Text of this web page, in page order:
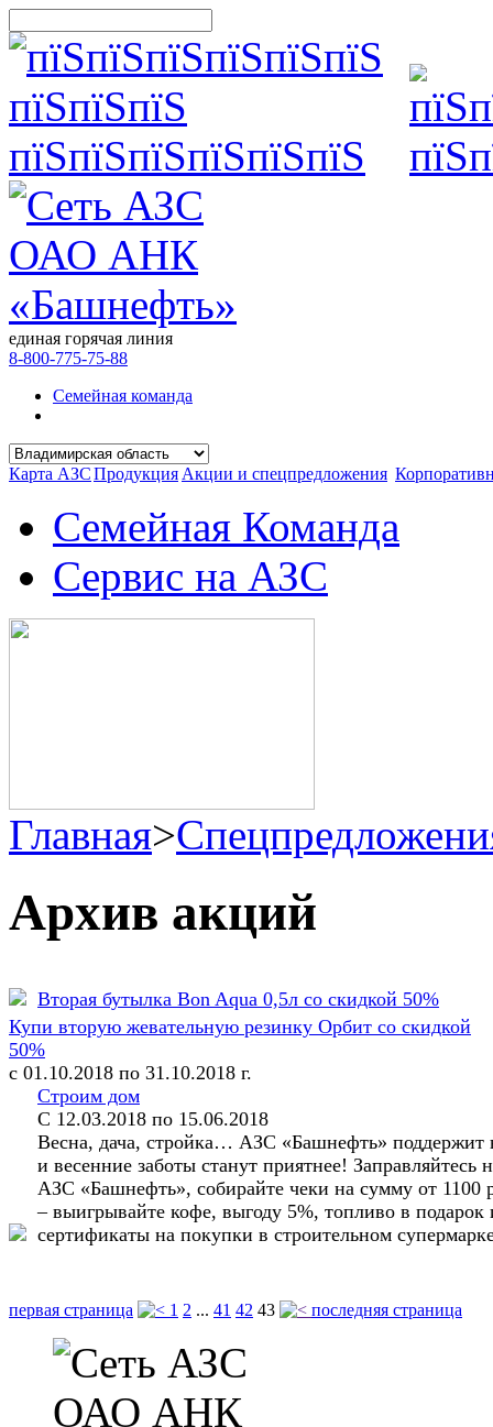
единая горячая линия
8-800-775-75-88
Семейная команда
Карта АЗСПродукция Акции и спецпредложения
Семейная Команда
Сервис на АЗС
Главная>
Архив акций
Вторая бутылка Bon Aqua 0,5л со скидкой 50%
Купи вторую жевательную резинку Орбит со скидкой
50%
с 01.10.2018 по 31.10.2018 г.
Строим дом
С 12.03.2018 по 15.06.2018
Весна, дача, стройка… АЗС «Башнефть» поддержит
и весенние заботы станут приятнее! Заправляйтесь
АЗС «Башнефть», собирайте чеки на сумму от 1100
– выигрывайте кофе, выгоду 5%, топливо в подарок
сертификаты на покупки в строительном
первая страница 1 2 ... 41 42 43 последняя страница